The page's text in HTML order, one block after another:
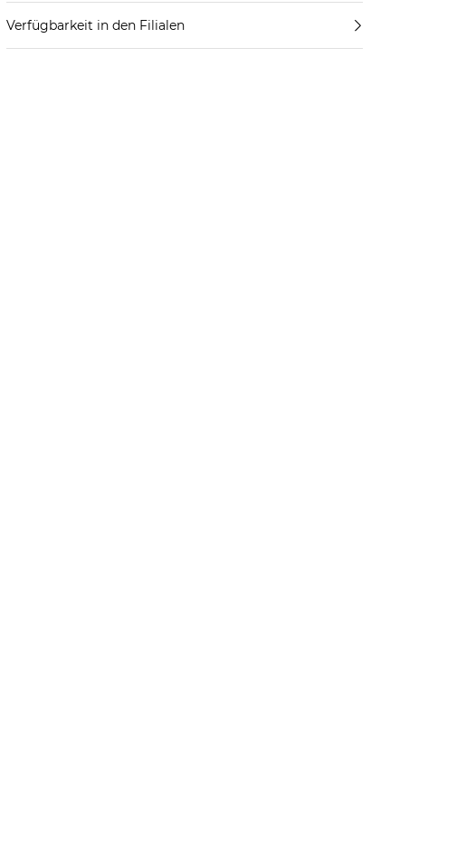
Verfügbarkeit in den Filialen